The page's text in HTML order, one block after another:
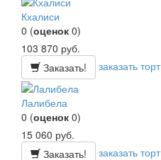
Кхалиси
0 (оценок 0)
103 870 руб.
Заказать!
заказать торт
Лалибела
0 (оценок 0)
15 060 руб.
Заказать!
заказать торт